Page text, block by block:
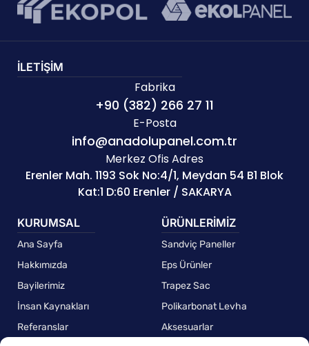
İLETİŞİM
Fabrika
+90 (382) 266 27 11
E-Posta
info@anadolupanel.com.tr
Merkez Ofis Adres
Erenler Mah. 1193 Sok No:4/1, Meydan 54 B1 Blok
Kat:1 D:60 Erenler / SAKARYA
KURUMSAL
Ana Sayfa
Hakkımızda
Bayilerimiz
İnsan Kaynakları
Referanslar
ÜRÜNLERİMİZ
Sandviç Paneller
Eps Ürünler
Trapez Sac
Polikarbonat Levha
Aksesuarlar